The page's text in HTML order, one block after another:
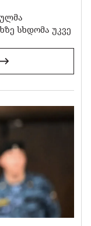
სხდომა უკვე